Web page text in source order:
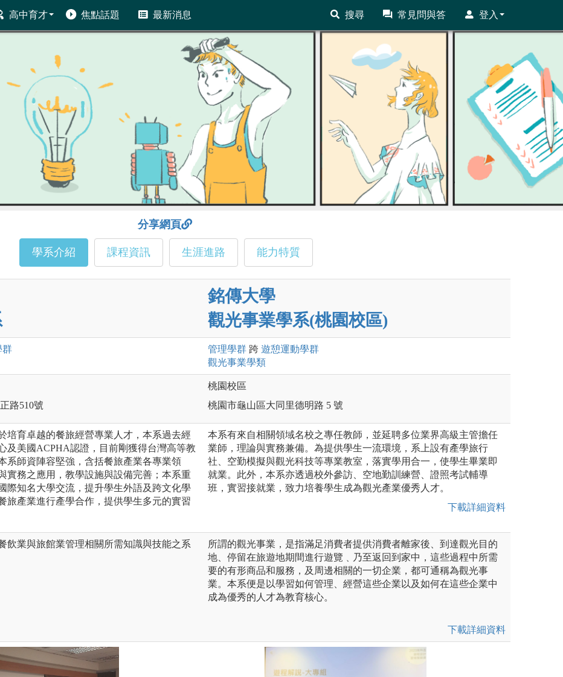
高中育才 焦點話題 最新消息 搜尋 常見問與答 登入
分享網頁
學系介紹 課程資訊 生涯進路 能力特質
銘傳大學
觀光事業學系(桃園校區)
群
管理學群 跨 遊憩運動學群
觀光事業學類
路510號
桃園校區
桃園市龜山區大同里德明路 5 號
培育卓越的餐旅經營專業人才，本系過去經
及美國ACPHA認證，目前剛獲得台灣高等教
系師資陣容堅強，含括餐旅產業各專業領
實務之應用，教學設施與設備完善；本系重
際知名大學交流，提升學生外語及跨文化學
旅產業進行產學合作，提供學生多元的實習
本系有來自相關領域名校之專任教師，並延聘多位業界高級主管擔任
業師，理論與實務兼備。為提供學生一流環境，系上設有產學旅行
社、空勤模擬與觀光科技等專業教室，落實學用合一，使學生畢業即
就業。此外，本系亦透過校外參訪、空地勤訓練營、證照考試輔導
班，實習接就業，致力培養學生成為觀光產業優秀人才。
下載詳細資料
飲業與旅館業管理相關所需知識與技能之系
所謂的觀光事業，是指滿足消費者提供消費者離家後、到達觀光目的
地、停留在旅遊地期間進行遊覽﹑乃至返回到家中，這些過程中所需
要的有形商品和服務，及周邊相關的一切企業，都可通稱為觀光事
業。本系便是以學習如何管理、經營這些企業以及如何在這些企業中
成為優秀的人才為教育核心。
下載詳細資料